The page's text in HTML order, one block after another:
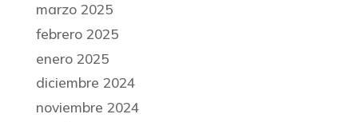
marzo 2025
febrero 2025
enero 2025
diciembre 2024
noviembre 2024